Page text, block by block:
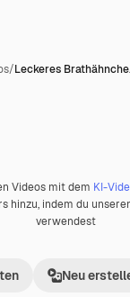
/Leckeres
Videos mit dem KI-
hinzu, indem du
verwendest
Neu